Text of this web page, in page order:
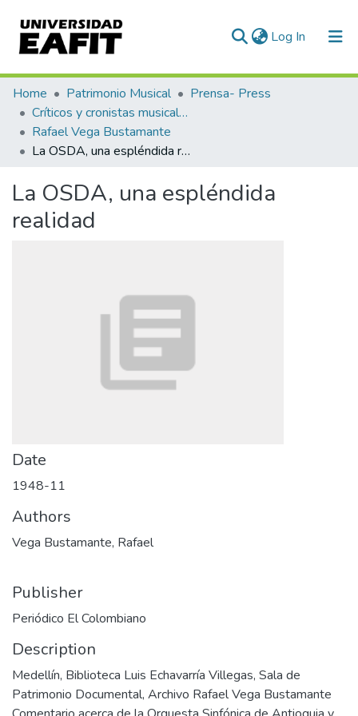
Log In (current)
Communities & Collections
All of DSpace
Statistics
Home Patrimonio Musical
Prensa- Press
Críticos y cronistas musicales
Rafael Vega Bustamante
La OSDA, una espléndida realidad
La OSDA, una espléndida
realidad
Date
1948-11
Authors
Vega Bustamante, Rafael
Publisher
Periódico El Colombiano
Description
Medellín, Biblioteca Luis Echavarría Villegas, Sala de
Patrimonio Documental, Archivo Rafael Vega Bustamante